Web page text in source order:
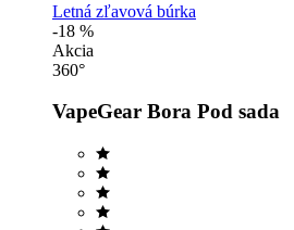
Letná zľavová búrka
-18 %
Akcia
360°
VapeGear Bora Pod sada